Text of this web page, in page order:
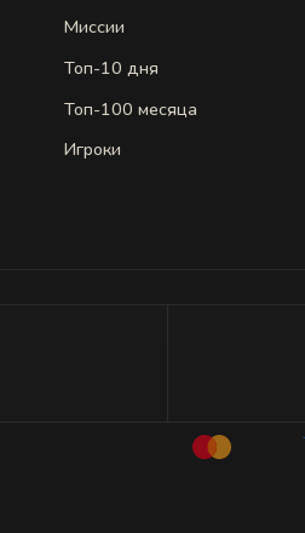
Миссии
Топ-10 дня
Топ-100 месяца
Игроки